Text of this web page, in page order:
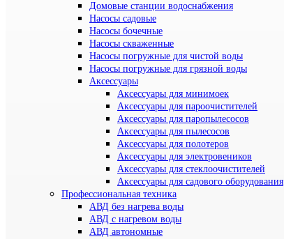
Домовые станции водоснабжения
Насосы садовые
Насосы бочечные
Насосы скваженные
Насосы погружные для чистой воды
Насосы погружные для грязной воды
Аксессуары
Аксессуары для минимоек
Аксессуары для пароочистителей
Аксессуары для паропылесосов
Аксессуары для пылесосов
Аксессуары для полотеров
Аксессуары для электровеников
Аксессуары для стеклоочистителей
Аксессуары для садового оборудования
Профессиональная техника
АВД без нагрева воды
АВД с нагревом воды
АВД автономные